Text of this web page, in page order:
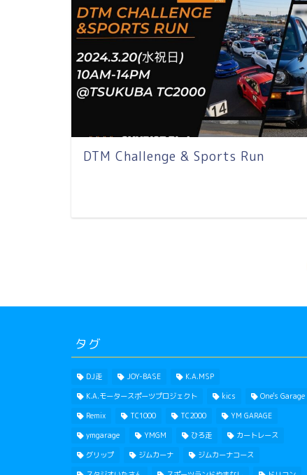
DTM Challenge & Sports Run
タグ
DJ走 JOY-BASE
K.A.MSP
K.A.モータースポーツプロジェクト
kics
One's Garage
Remix
TC1000 TC2000
YM GARAGE
ymgarage
YMGM ひろ走
カートレース
グリップ
ジムカーナ
ジムカーナコース